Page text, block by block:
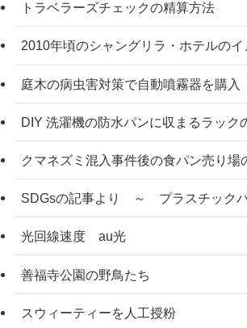
トラベラーズチェックの精算方法
2010年頃のシャングリラ・ホテルの
庭木の病虫害対策で自動噴霧器を購入
DIY 洗濯機の防水パンに収まるラック
クマネズミ混入事件後の食パン売り場
SDGsの記事より ～ プラスチック
光回線速度 au光
善福寺公園の野鳥たち
スウィーティーを人工授粉